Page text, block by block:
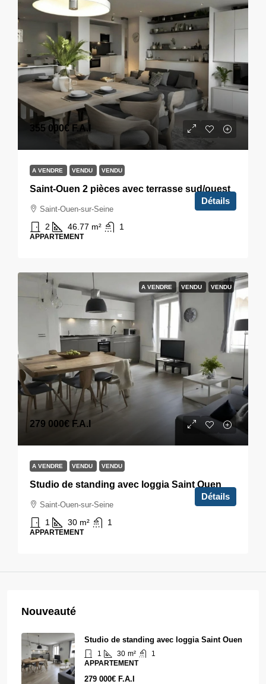
355 000€ F.A.I
A VENDRE VENDU VENDU
Saint-Ouen 2 pièces avec terrasse sud/ouest
Saint-Ouen-sur-Seine
2 46.77 m² 1
APPARTEMENT
Détails
A VENDRE VENDU VENDU
279 000€ F.A.I
A VENDRE VENDU VENDU
Studio de standing avec loggia Saint Ouen
Saint-Ouen-sur-Seine
1 30 m² 1
APPARTEMENT
Détails
Nouveauté
Studio de standing avec loggia Saint Ouen
1 30 m²
1
APPARTEMENT
279 000€ F.A.I